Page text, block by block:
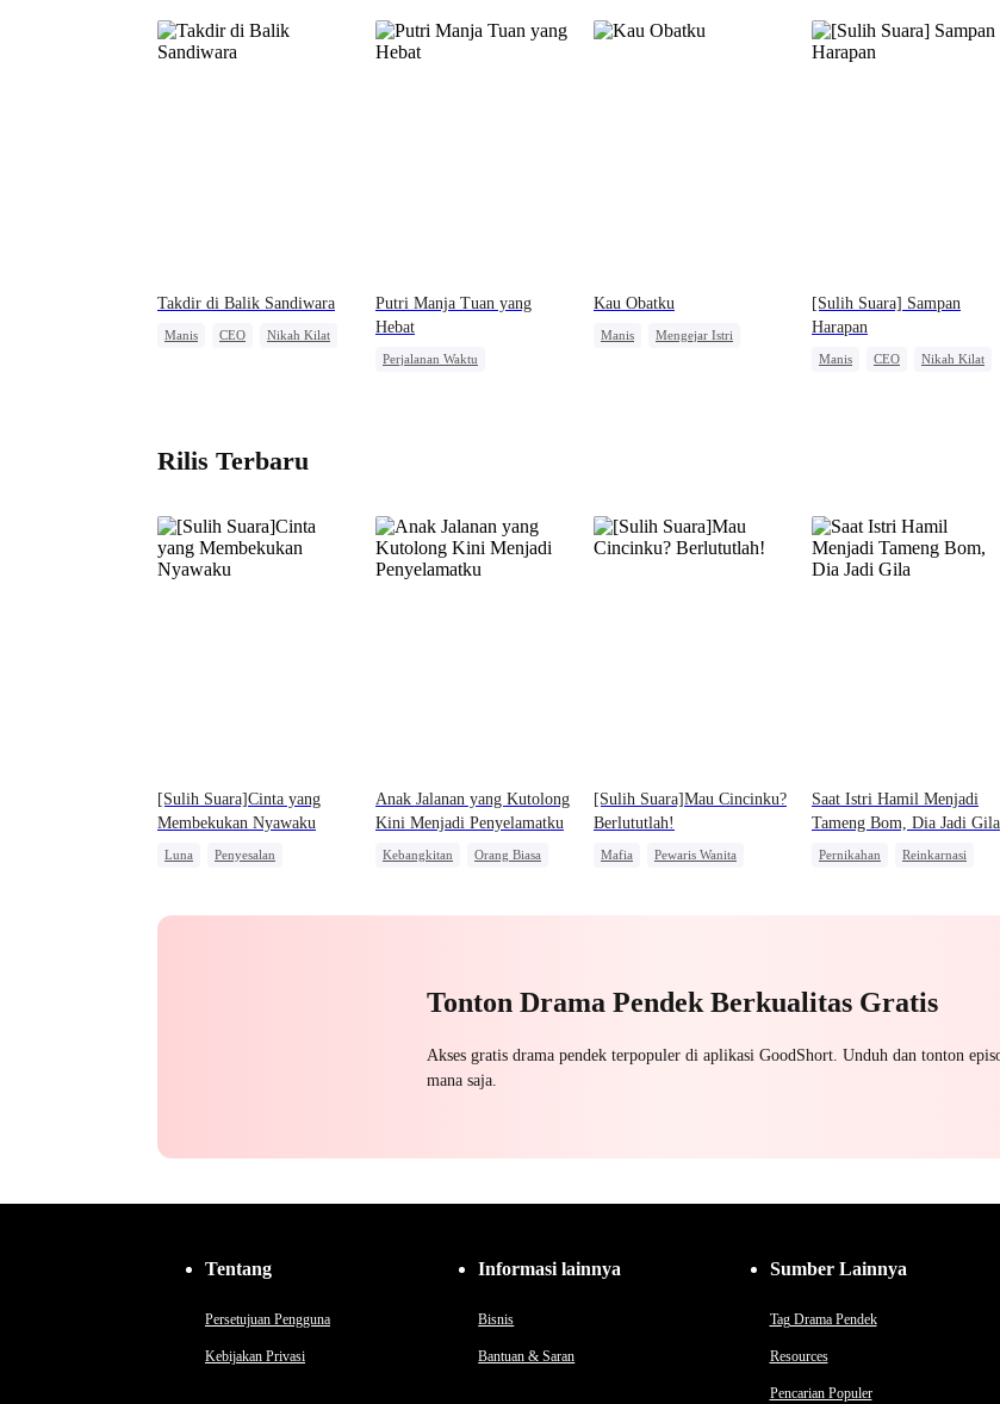
Takdir di Balik Sandiwara
Manis CEO
Nikah Kilat
Putri Manja Tuan yang
Hebat
Perjalanan Waktu
Kau Obatku
Manis
Mengejar Istri
[Sulih Suara] Sampan
Harapan
Manis CEO
Nikah Kilat
Rilis Terbaru
[Sulih Suara]Cinta yang
Membekukan Nyawaku
Luna
Penyesalan
Anak Jalanan yang Kutolong
Kini Menjadi Penyelamatku
Kebangkitan
Orang Biasa
[Sulih Suara]Mau Cincinku?
Berlututlah!
Mafia
Pewaris Wanita
Saat Istri Hamil Menjadi
Tameng Bom, Dia Jadi Gila
Pernikahan
Reinkarnasi
Tonton Drama Pendek Berkualitas Gratis
Akses gratis drama pendek terpopuler di aplikasi GoodShort. Unduh dan tonton
mana saja.
Tentang
Persetujuan Pengguna
Kebijakan Privasi
Informasi lainnya
Bisnis
Bantuan & Saran
Sumber Lainnya
Tag Drama Pendek
Resources
Pencarian Populer